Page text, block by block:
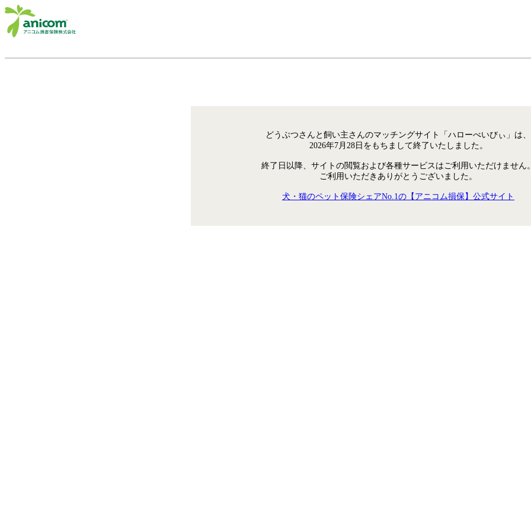
どうぶつさんと飼い主さんのマッチングサイト「ハローべいびぃ」は、
2026年7月28日をもちまして終了いたしました。
終了日以降、サイトの閲覧および各種サービスはご利用いただけません
ご利用いただきありがとうございました。
犬・猫のペット保険シェアNo.1の【アニコム損保】公式サイト